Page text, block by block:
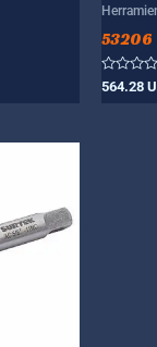
53206
Valorado
con
564.28